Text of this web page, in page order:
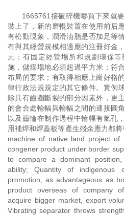
1665761接破碎機哪買下來就
裝上了，新的磨輥裝置在使用前后
有松動現象，潤滑油脂是否加足等
有與其經營規模相適應的注冊好金
元；有固定經營場所和規劃環保
施，儲煤場地必須超過平方米；符
布局的要求；有取得相應上崗好格
律行政法規規定的其它條件。實例
除具有齒圈斷裂的部分因素外，更
的會合處輪幅與輪幅之間的連接圓
以及齒輪在制作過程中輪幅有氣孔
用補焊和焊蓋板等產生殘余應力都
machine of native land project
congener product under border
to compare a dominant
ability; Quantity of indigenous
promotion, as advantageous as
product overseas of company
acquire bigger market, export
Vibrating separator throws